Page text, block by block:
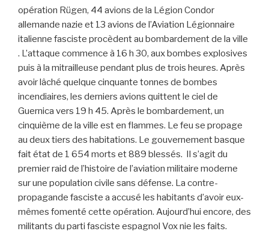
opération Rügen, 44 avions de la Légion Condor
allemande nazie et 13 avions de l’Aviation Légionnaire
italienne fasciste procèdent au bombardement de la ville
. L’attaque commence à 16 h 30, aux bombes explosives
puis à la mitrailleuse pendant plus de trois heures. Après
avoir lâché quelque cinquante tonnes de bombes
incendiaires, les derniers avions quittent le ciel de
Guernica vers 19 h 45. Après le bombardement, un
cinquième de la ville est en flammes. Le feu se propage
au deux tiers des habitations. Le gouvernement basque
fait état de 1 654 morts et 889 blessés. Il s’agit du
premier raid de l’histoire de l’aviation militaire moderne
sur une population civile sans défense. La contre-
propagande fasciste a accusé les habitants d’avoir eux-
mêmes fomenté cette opération. Aujourd’hui encore, des
militants du parti fasciste espagnol Vox nie les faits.